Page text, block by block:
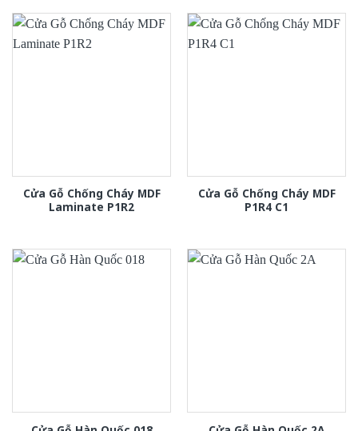
Cửa Gỗ Chống Cháy MDF
Laminate P1R2
Cửa Gỗ Chống Cháy MDF
P1R4 C1